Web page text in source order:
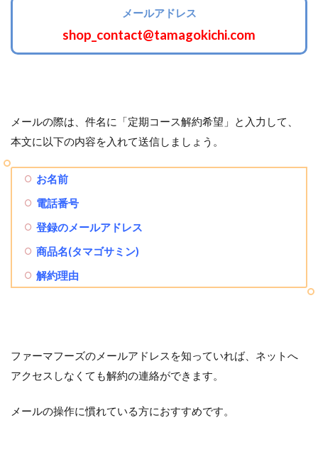
メールアドレス
shop_contact@tamagokichi.com
メールの際は、件名に「定期コース解約希望」と入力して、
本文に以下の内容を入れて送信しましょう。
お名前
電話番号
登録のメールアドレス
商品名(タマゴサミン)
解約理由
ファーマフーズのメールアドレスを知っていれば、ネットへ
アクセスしなくても解約の連絡ができます。
メールの操作に慣れている方におすすめです。